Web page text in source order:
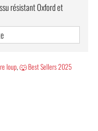
résistant Oxford et
Hauteur : 17 x 6 x 23 cm.
loup,🐺 Best Sellers 2025